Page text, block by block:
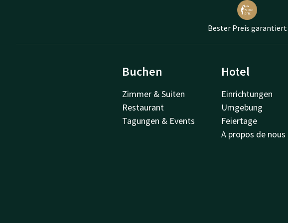
Bester Preis garantiert
Buchen
Zimmer & Suiten
Restaurant
Tagungen & Events
Hotel
Einrichtungen
Umgebung
Feiertage
A propos de nous